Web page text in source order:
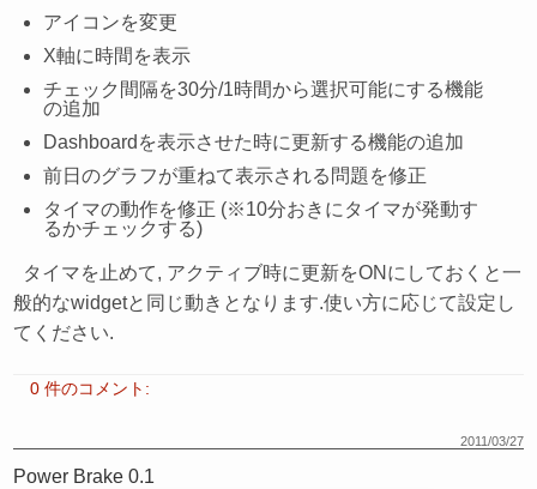
アイコンを変更
X軸に時間を表示
チェック間隔を30分/1時間から選択可能にする機能
の追加
Dashboardを表示させた時に更新する機能の追加
前日のグラフが重ねて表示される問題を修正
タイマの動作を修正 (※10分おきにタイマが発動す
るかチェックする)
タイマを止めて, アクティブ時に更新をONにしておくと一
般的なwidgetと同じ動きとなります.使い方に応じて設定し
てください.
0 件のコメント:
2011/03/27
Power Brake 0.1